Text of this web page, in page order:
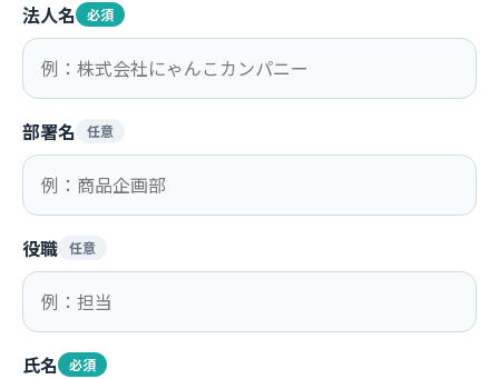
法人名 必須
部署名 任意
役職 任意
氏名 必須